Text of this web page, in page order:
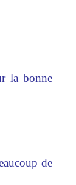
la bonne
de